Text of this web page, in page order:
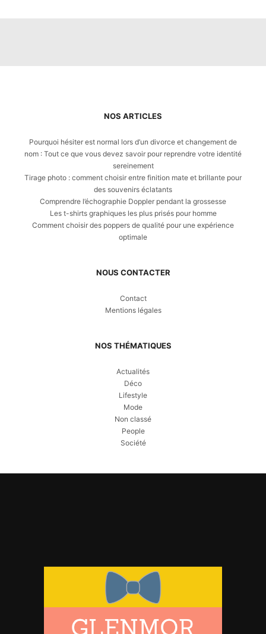
NOS ARTICLES
Pourquoi hésiter est normal lors d’un divorce et changement de
nom : Tout ce que vous devez savoir pour reprendre votre identité
sereinement
Tirage photo : comment choisir entre finition mate et brillante pour
des souvenirs éclatants
Comprendre l’échographie Doppler pendant la grossesse
Les t-shirts graphiques les plus prisés pour homme
Comment choisir des poppers de qualité pour une expérience
optimale
NOUS CONTACTER
Contact
Mentions légales
NOS THÉMATIQUES
Actualités
Déco
Lifestyle
Mode
Non classé
People
Société